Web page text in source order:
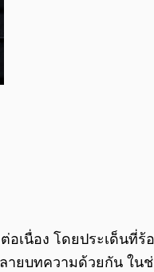
เนื่อง โดยประเด็น
ายบทความด้วยกัน ใน